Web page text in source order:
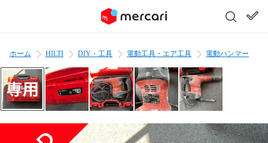
ホーム HILTI DIY・工具 電動工具・エア工具 電動ハンマー